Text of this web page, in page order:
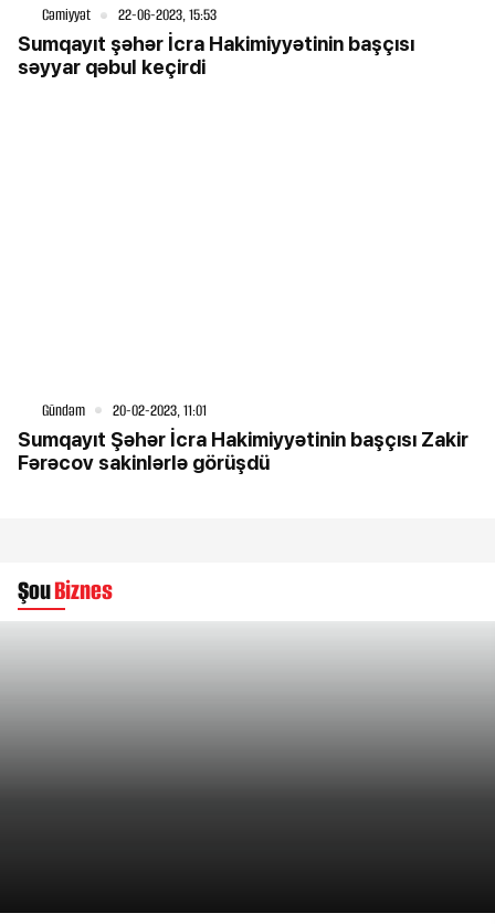
Cəmiyyət 22-06-2023, 15:53
Sumqayıt şəhər İcra Hakimiyyətinin başçısı
səyyar qəbul keçirdi
Gündəm 20-02-2023, 11:01
Sumqayıt Şəhər İcra Hakimiyyətinin başçısı Zakir
Fərəcov sakinlərlə görüşdü
ŞouBiznes